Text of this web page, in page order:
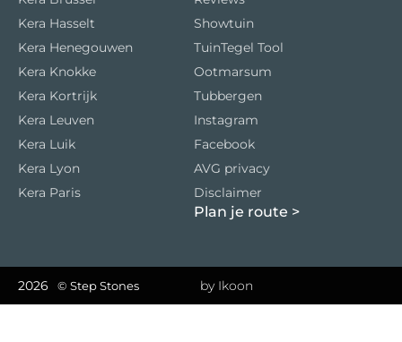
Kera Hasselt
Kera Henegouwen
Kera Knokke
Kera Kortrijk
Kera Leuven
Kera Luik
Kera Lyon
Kera Paris
Showtuin
TuinTegel Tool
Ootmarsum
Tubbergen
Instagram
Facebook
AVG privacy
Disclaimer
Plan je route >
2026 © Step Stones by Ikoon